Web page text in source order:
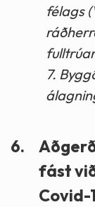
félags
7.
6.
fást
Covid-